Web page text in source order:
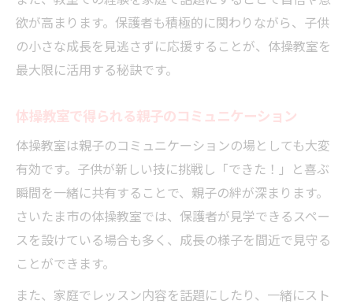
欲が高まります。保護者も積極的に関わりながら、子供
の小さな成長を見逃さずに応援することが、体操教室を
最大限に活用する秘訣です。
体操教室で得られる親子のコミュニケーション
体操教室は親子のコミュニケーションの場としても大変
有効です。子供が新しい技に挑戦し「できた！」と喜ぶ
瞬間を一緒に共有することで、親子の絆が深まります。
さいたま市の体操教室では、保護者が見学できるスペー
スを設けている場合も多く、成長の様子を間近で見守る
ことができます。
また、家庭でレッスン内容を話題にしたり、一緒にスト